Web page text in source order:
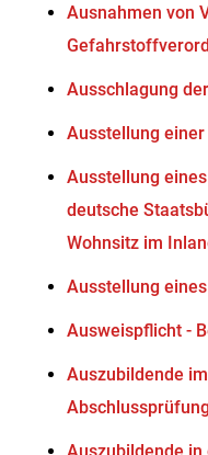
Ausnahmen von
Ausschlagung
Ausstellung
Ausstellung
deutsche
Wohnsitz im
Ausstellung
Ausweispflicht -
Auszubildende